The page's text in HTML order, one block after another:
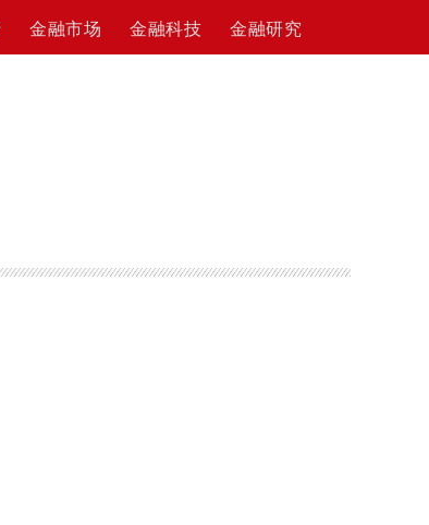
金融市场 金融科技 金融研究